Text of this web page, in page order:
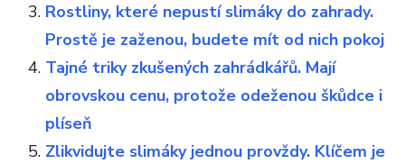
Rostliny, které nepustí slimáky do zahrady.
Prostě je zaženou, budete mít od nich pokoj
Tajné triky zkušených zahrádkářů. Mají
obrovskou cenu, protože odeženou škůdce i
plíseň
Zlikvidujte slimáky jednou provždy. Klíčem je